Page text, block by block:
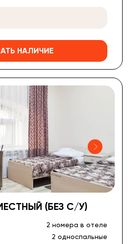
НАЛИЧИЕ
(БЕЗ С/У)
2 номера в отеле
2 односпальные